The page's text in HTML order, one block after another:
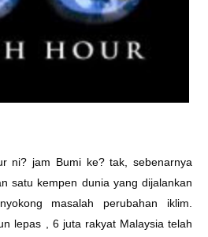
ni? jam Bumi ke? tak, sebenarnya
satu kempen dunia yang dijalankan
masalah perubahan iklim.
lepas , 6 juta rakyat Malaysia telah